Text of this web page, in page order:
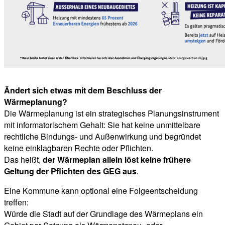
Ändert sich etwas mit dem Beschluss der
Wärmeplanung?
Die Wärmeplanung ist ein strategisches Planungsinstrument
mit informatorischem Gehalt: Sie hat keine unmittelbare
rechtliche Bindungs- und Außenwirkung und begründet
keine einklagbaren Rechte oder Pflichten.
Das heißt, der Wärmeplan allein löst keine frühere
Geltung der Pflichten des GEG aus.
Eine Kommune kann optional eine Folgeentscheidung
treffen:
Würde die Stadt auf der Grundlage des Wärmeplans ein